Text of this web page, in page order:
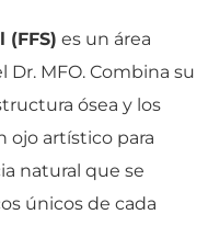
es un área
Dr. MFO. Combina su
ósea y los
ojo artístico para
natural que se
únicos de cada